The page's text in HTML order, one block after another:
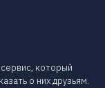
который
о них друзьям.